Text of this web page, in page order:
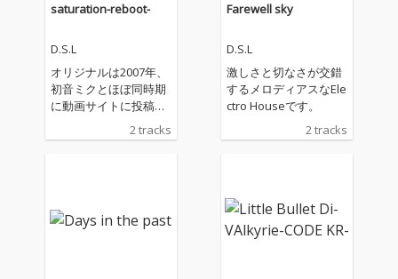
saturation-reboot-
D.S.L
オリジナルは2007年、
初音ミクとほぼ同時期
に動画サイトに投稿
し、後にゲームにも収
録された楽曲を新たな
2 tracks
Farewell sky
D.S.L
激しさと切なさが交錯
するメロディアスなEle
ctro Houseです。
2 tracks